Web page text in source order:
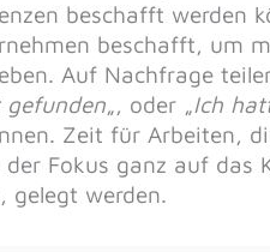
beschafft werden
beschafft, um
Auf Nachfrage
gefunden„, oder „Ich
Zeit für Arbeiten,
der Fokus ganz auf das
gelegt werden.